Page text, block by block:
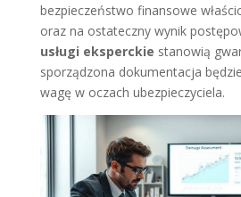
bezpieczeństwo finansowe
oraz na ostateczny wynik
usługi eksperckie stanowią
sporządzona dokumentacja
wagę w oczach ubezpieczyciela.